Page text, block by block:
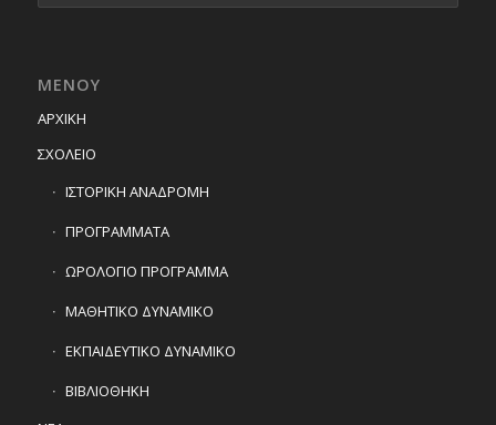
ΜΕΝΟΥ
ΑΡΧΙΚΗ
ΣΧΟΛΕΙΟ
ΙΣΤΟΡΙΚΗ ΑΝΑΔΡΟΜΗ
ΠΡΟΓΡΑΜΜΑΤΑ
ΩΡΟΛΟΓΙΟ ΠΡΟΓΡΑΜΜΑ
ΜΑΘΗΤΙΚΟ ΔΥΝΑΜΙΚΟ
ΕΚΠΑΙΔΕΥΤΙΚΟ ΔΥΝΑΜΙΚΟ
ΒΙΒΛΙΟΘΗΚΗ